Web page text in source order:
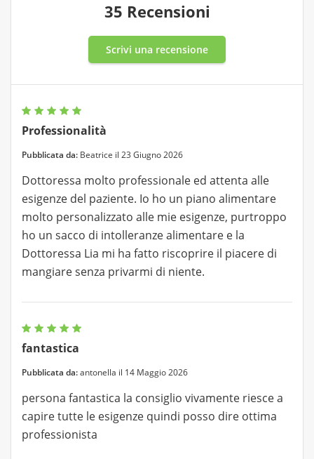
35 Recensioni
Scrivi una recensione
Professionalità
Pubblicata da: Beatrice il 23 Giugno 2026
Dottoressa molto professionale ed attenta alle
esigenze del paziente. Io ho un piano alimentare
molto personalizzato alle mie esigenze, purtroppo
ho un sacco di intolleranze alimentare e la
Dottoressa Lia mi ha fatto riscoprire il piacere di
mangiare senza privarmi di niente.
fantastica
Pubblicata da:antonella il 14 Maggio 2026
persona fantastica la consiglio vivamente riesce a
capire tutte le esigenze quindi posso dire ottima
professionista